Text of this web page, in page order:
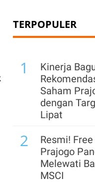
TERPOPULER
1
Kinerja
Saham
dengan
Lipat
2
Resmi!
Prajogo
Melewati
MSCI